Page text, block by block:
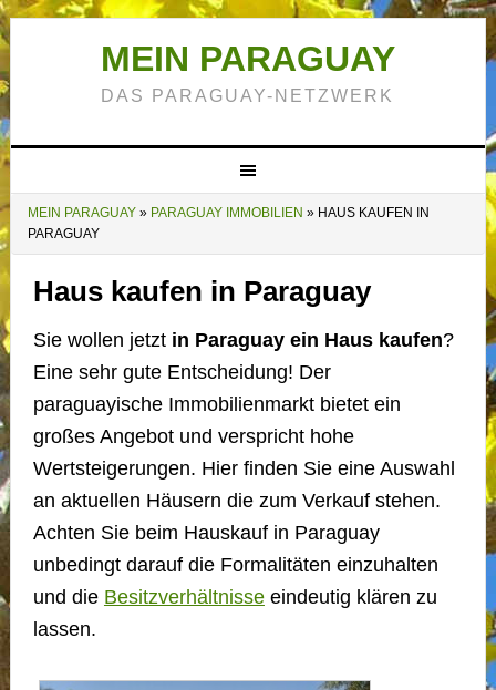
MEIN PARAGUAY
DAS PARAGUAY-NETZWERK
MEIN PARAGUAY» PARAGUAY IMMOBILIEN » HAUS KAUFEN IN
PARAGUAY
Haus kaufen in Paraguay
Sie wollen jetzt in Paraguay ein Haus kaufen?
Eine sehr gute Entscheidung! Der
paraguayische Immobilienmarkt bietet ein
großes Angebot und verspricht hohe
Wertsteigerungen. Hier finden Sie eine Auswahl
an aktuellen Häusern die zum Verkauf stehen.
Achten Sie beim Hauskauf in Paraguay
unbedingt darauf die Formalitäten einzuhalten
und die Besitzverhältnisseeindeutig klären zu
lassen.